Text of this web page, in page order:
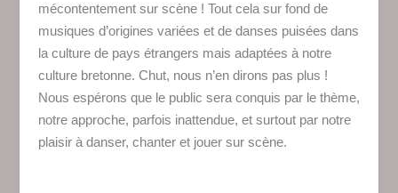
mécontentement sur scène ! Tout cela sur fond de
musiques d’origines variées et de danses puisées dans
la culture de pays étrangers mais adaptées à notre
culture bretonne. Chut, nous n’en dirons pas plus !
Nous espérons que le public sera conquis par le thème,
notre approche, parfois inattendue, et surtout par notre
plaisir à danser, chanter et jouer sur scène.